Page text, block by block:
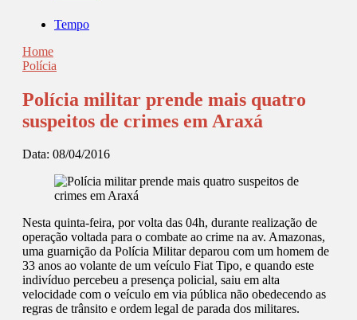
Tempo
Home
Polícia
Polícia militar prende mais quatro
suspeitos de crimes em Araxá
Data: 08/04/2016
Nesta quinta-feira, por volta das 04h, durante realização de
operação voltada para o combate ao crime na av. Amazonas,
uma guarnição da Polícia Militar deparou com um homem de
33 anos ao volante de um veículo Fiat Tipo, e quando este
indivíduo percebeu a presença policial, saiu em alta
velocidade com o veículo em via pública não obedecendo as
regras de trânsito e ordem legal de parada dos militares.